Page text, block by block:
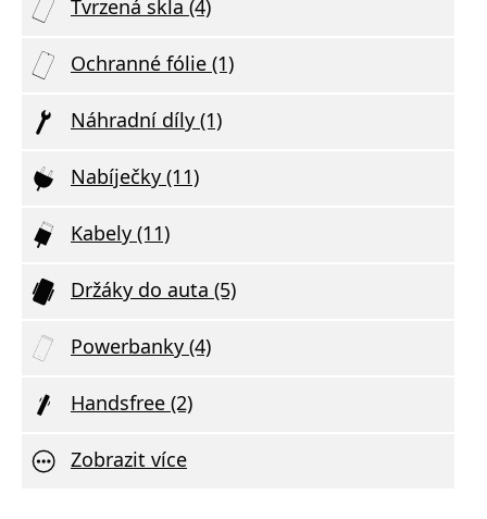
Tvrzená skla (4)
Ochranné fólie (1)
Náhradní díly (1)
Nabíječky (11)
Kabely (11)
Držáky do auta (5)
Powerbanky (4)
Handsfree (2)
Zobrazit více